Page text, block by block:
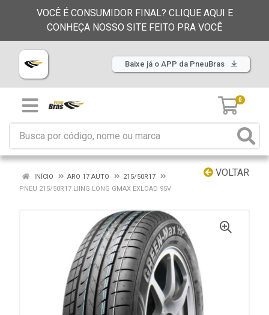
VOCÊ É CONSUMIDOR FINAL? CLIQUE AQUI E
CONHEÇA NOSSO SITE FEITO PRA VOCÊ
Baixe já o APP da PneuBras
0
VOLTAR
INÍCIO ARO 17 AUTO
215/50R17
PNEU 215/50R17 LIING LONG GMAX EXLOAD 95V